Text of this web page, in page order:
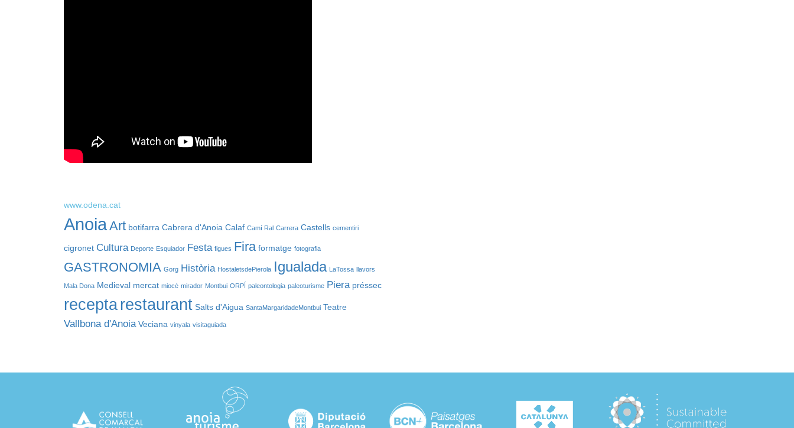
www.odena.cat
AnoiaArt botifarra Cabrera d'Anoia Calaf Camí Ral Carrera Castells cementiri
cigronet Cultura Deporte Esquiador Festa figues Fira formatge fotografia
GASTRONOMIA Gorg Història HostaletsdePierola Igualada LaTossa llavors
Mala Dona Medieval mercat miocè mirador Montbui ORPÍ paleontologia paleoturisme Piera préssec
receptarestaurant Salts d'Aigua SantaMargaridadeMontbui Teatre
Vallbona d'Anoia Veciana vinyala visitaguiada